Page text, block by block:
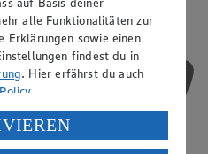
alle Funktionalitäten zur
Erklärungen sowie einen
findest du in
. Hier erfährst du auch
.
Daten in den